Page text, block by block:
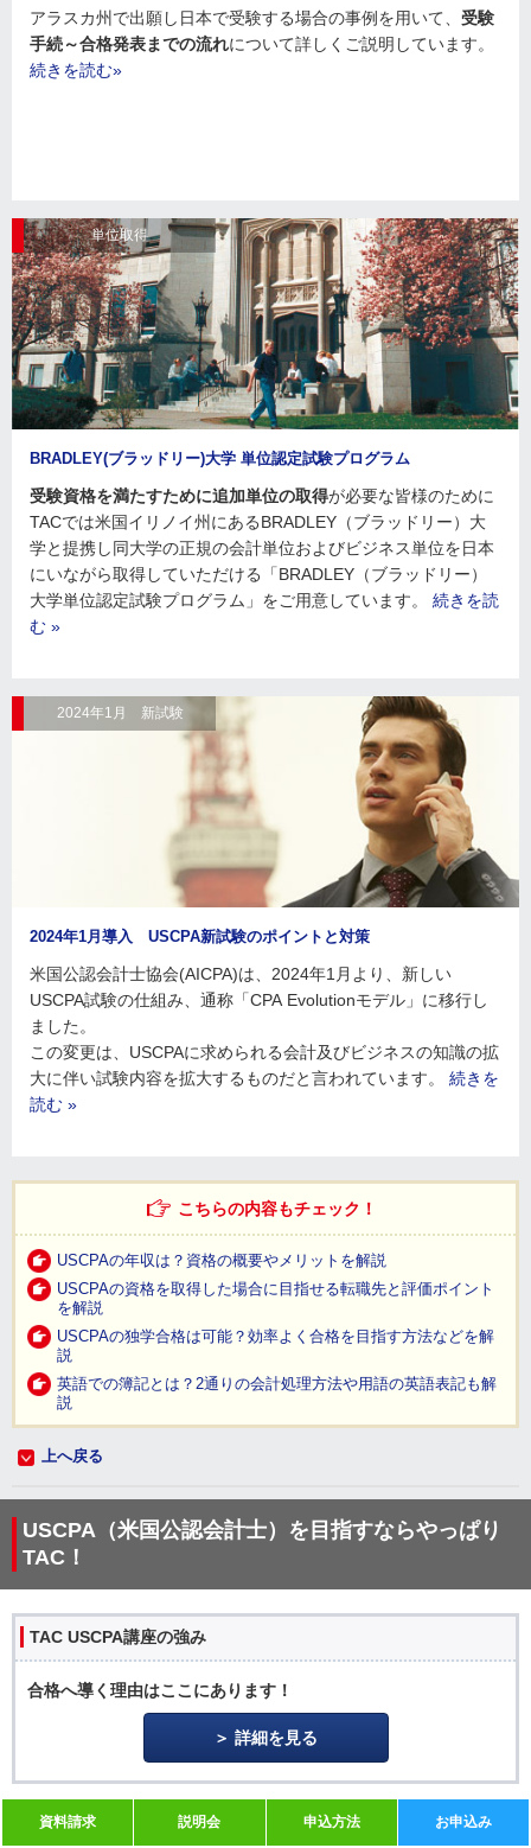
資料請求 説明会 申込方法 お申込み
アラスカ州で出願し日本で受験する場合の事例を用いて、 受験
手続～合格発表までの流れについて詳しくご説明しています。
続きを読む»
単位取得
BRADLEY(ブラッドリー)大学 単位認定試験プログラム
受験資格を満たすために追加単位の取得が必要な皆様のために
TACでは米国イリノイ州にあるBRADLEY（ブラッドリー）大
学と提携し同大学の正規の会計単位およびビジネス単位を日本
にいながら取得していただける「BRADLEY（ブラッドリー）
大学単位認定試験プログラム」をご用意しています。
続きを読
む »
2024年1月 新試験
2024年1月導入 USCPA新試験のポイントと対策
米国公認会計士協会(AICPA)は、2024年1月より、新しい
USCPA試験の仕組み、通称「CPA Evolutionモデル」に移行し
ました。
この変更は、USCPAに求められる会計及びビジネスの知識の拡
大に伴い試験内容を拡大するものだと言われています。
続きを
読む »
こちらの内容もチェック！
USCPAの年収は？資格の概要やメリットを解説
USCPAの資格を取得した場合に目指せる転職先と評価ポイント
を解説
USCPAの独学合格は可能？効率よく合格を目指す方法などを解
説
英語での簿記とは？2通りの会計処理方法や用語の英語表記も解
説
上へ戻る
USCPA（米国公認会計士）を目指すならやっぱり
TAC！
TAC USCPA講座の強み
合格へ導く理由はここにあります！
詳細を見る
コース・料金